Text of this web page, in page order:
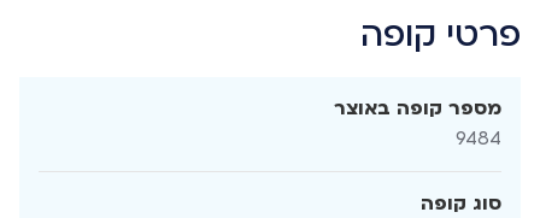
פרטי קופה
מספר קופה באוצר
9484
סוג קופה